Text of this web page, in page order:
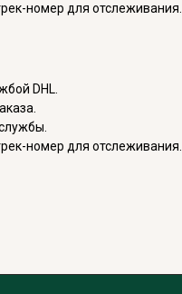
DHL.
номер для отслеживания.
номер для отслеживания.